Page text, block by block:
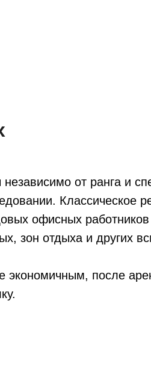
от ранга и
Классическое
офисных
зон отдыха и других
экономичным, после